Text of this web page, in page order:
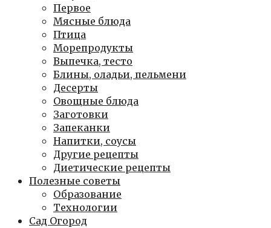
Первое
Мясные блюда
Птица
Морепродукты
Выпечка, тесто
Блины, оладьи, пельмени
Десерты
Овощные блюда
Заготовки
Запеканки
Напитки, соусы
Другие рецепты
Диетические рецепты
Полезные советы
Образование
Технологии
Сад Огород